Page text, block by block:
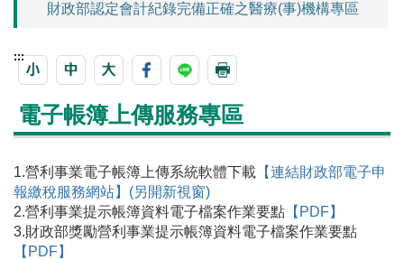
財政部認定會計紀錄完備正確之醫療(事)機構專區
:::
電子帳簿上傳服務專區
1.營利事業電子帳簿上傳系統軟體下載 【連結財政部電子申
報繳稅服務網站】(另開新視窗)
2.營利事業提示帳簿資料電子檔案作業要點 【PDF】
3.財政部獎勵營利事業提示帳簿資料電子檔案作業要點
【PDF】